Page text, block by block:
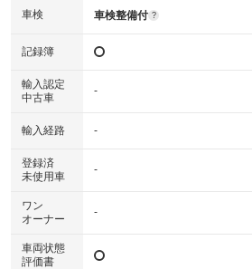
車検 車検整備付 ?
記録簿
輸入認定
中古車
-
輸入経路 -
登録済
未使用車
-
ワン
オーナー
-
車両状態
評価書